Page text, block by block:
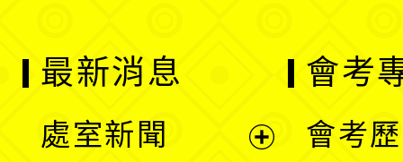
最新消息
處室新聞
會考
會考